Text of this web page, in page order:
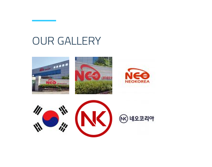
OUR GALLERY